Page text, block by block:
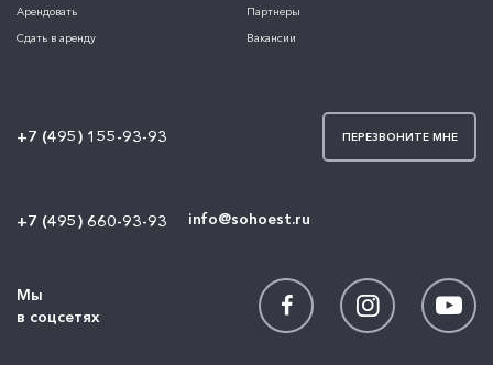
Арендовать
Сдать в аренду
Партнеры
Вакансии
+7 (495) 155-93-93 ПЕРЕЗВОНИТЕ МНЕ
+7 (495) 660-93-93 info@sohoest.ru
Мы
в соцсетях